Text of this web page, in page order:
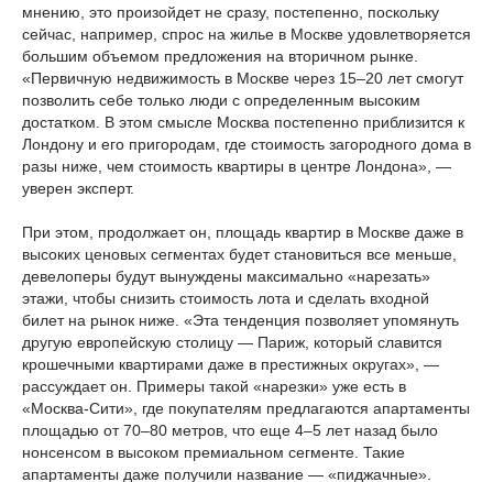
мнению, это произойдет не сразу, постепенно, поскольку
сейчас, например, спрос на жилье в Москве удовлетворяется
большим объемом предложения на вторичном рынке.
«Первичную недвижимость в Москве через 15–20 лет смогут
позволить себе только люди с определенным высоким
достатком. В этом смысле Москва постепенно приблизится к
Лондону и его пригородам, где стоимость загородного дома в
разы ниже, чем стоимость квартиры в центре Лондона», —
уверен эксперт.
При этом, продолжает он, площадь квартир в Москве даже в
высоких ценовых сегментах будет становиться все меньше,
девелоперы будут вынуждены максимально «нарезать»
этажи, чтобы снизить стоимость лота и сделать входной
билет на рынок ниже. «Эта тенденция позволяет упомянуть
другую европейскую столицу — Париж, который славится
крошечными квартирами даже в престижных округах», —
рассуждает он. Примеры такой «нарезки» уже есть в
«Москва-Сити», где покупателям предлагаются апартаменты
площадью от 70–80 метров, что еще 4–5 лет назад было
нонсенсом в высоком премиальном сегменте. Такие
апартаменты даже получили название — «пиджачные».